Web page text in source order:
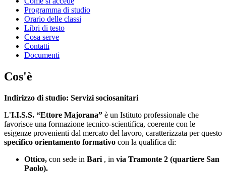
Programma di studio
Orario delle classi
Libri di testo
Cosa serve
Contatti
Documenti
Cos'è
Indirizzo di studio: Servizi sociosanitari
L’I.I.S.S. “Ettore Majorana” è un Istituto professionale che
favorisce una formazione tecnico-scientifica, coerente con le
esigenze provenienti dal mercato del lavoro, caratterizzata per questo
specifico orientamento formativo con la qualifica di:
Ottico, con sede in Bari , in via Tramonte 2 (quartiere San
Paolo).